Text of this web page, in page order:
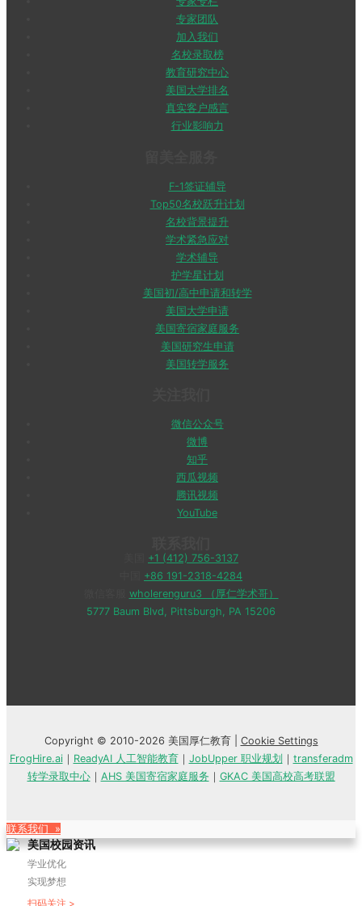
专家团队
加入我们
名校录取榜
教育研究中心
美国大学排名
真实客户感言
行业影响力
F-1签证辅导
Top50名校跃升计划
名校背景提升
学术紧急应对
学术辅导
护学星计划
美国初/高中申请和转学
美国大学申请
美国寄宿家庭服务
美国研究生申请
美国转学服务
微信公众号
微博
知乎
西瓜视频
腾讯视频
YouTube
+1 (412) 756-3137
+86 191-2318-4284
wholerenguru3 （厚仁学术哥）
5777 Baum Blvd, Pittsburgh, PA 15206
Copyright © 2010-2026 美国厚仁教育 | Cookie Settings
FrogHire.ai｜ ReadyAI 人工智能教育｜ JobUpper 职业规划 ｜ transferadm
转学录取中心｜ AHS 美国寄宿家庭服务 ｜ GKAC 美国高校高考联盟
联系我们 »
美国校园资讯
学业优化
实现梦想
扫码关注 >